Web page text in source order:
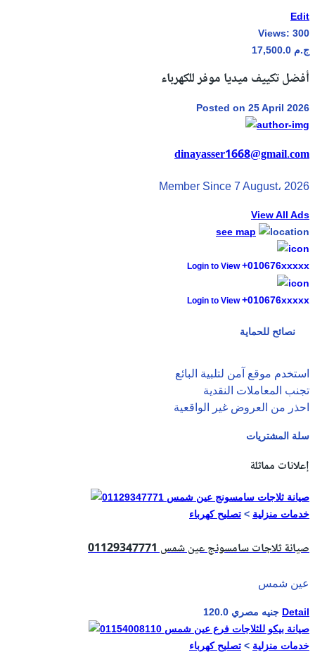
Edit
Views: 300
17,500.0 ج.م
أفضل تكييف ميديا موفر للكهرباء
Posted on 25 April 2026
dinayasser1668@gmail.com
Member Since 7 August، 2026
View All Ads
see map
Login to View+010676xxxxx
Login to View+010676xxxxx
نصائح للحماية
استخدم موقع آمن لتلبية البائع
تجنب المعاملات النقدية
احذر من العروض غير الواقعية
سلة المشتريات
إعلانات مماثلة
خدمات منزلية > تصليح كهرباء
صيانة ثلاجات سامسونج عين شمس 01129347771
عين شمس
120.0 جنيه مصري Detail
خدمات منزلية > تصليح كهرباء